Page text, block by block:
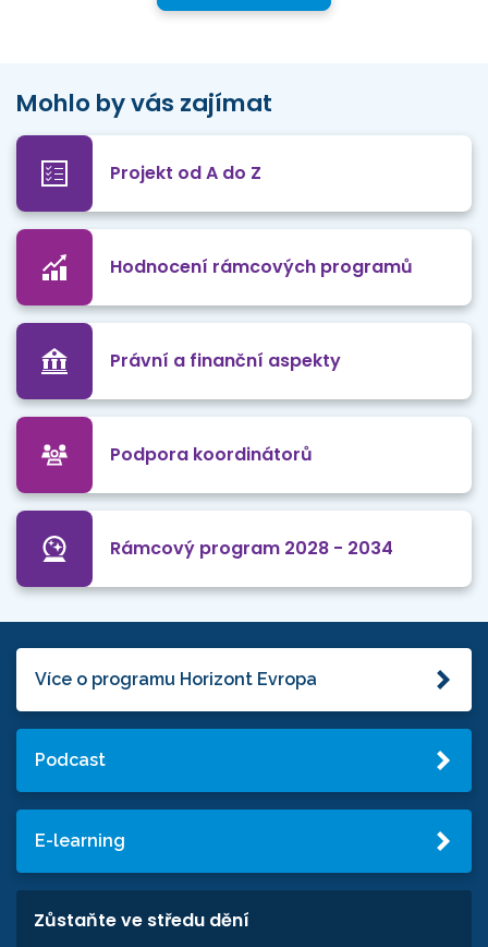
Mohlo by vás zajímat
Projekt od A do Z
Hodnocení rámcových programů
Právní a finanční aspekty
Podpora koordinátorů
Rámcový program 2028 - 2034
Více o programu Horizont Evropa
Podcast
E-learning
Zůstaňte ve středu dění